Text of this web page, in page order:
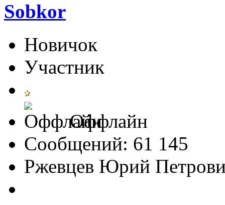
Sobkor
Новичок
Участник
Оффлайн
Сообщений: 61 145
Ржевцев Юрий